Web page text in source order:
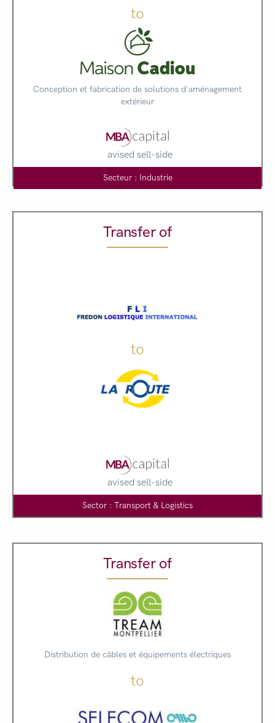
to
Conception et fabrication de solutions d'aménagement
extérieur
avised sell-side
Secteur : Industrie
Transfer of
to
avised sell-side
Sector : Transport & Logistics
Transfer of
Distribution de câbles et équipements électriques
to